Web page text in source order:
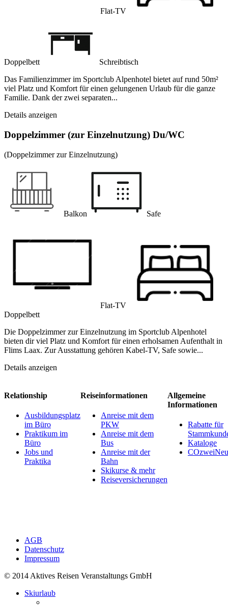
Flat-TV
Doppelbett
Schreibtisch
Das Familienzimmer im Sportclub Alpenhotel bietet auf rund 50m²
viel Platz und Komfort für einen gelungenen Urlaub für die ganze
Familie. Dank der zwei separaten...
Details anzeigen
Doppelzimmer (zur Einzelnutzung) Du/WC
(Doppelzimmer zur Einzelnutzung)
Balkon Safe
Flat-TV
Doppelbett
Die Doppelzimmer zur Einzelnutzung im Sportclub Alpenhotel
bieten dir viel Platz und Komfort für einen erholsamen Aufenthalt in
Flims Laax. Zur Ausstattung gehören Kabel-TV, Safe sowie...
Details anzeigen
Relationship
Ausbildungsplatz
im Büro
Praktikum im
Büro
Jobs und
Praktika
Reiseinformationen
Anreise mit dem
PKW
Anreise mit dem
Bus
Anreise mit der
Bahn
Skikurse & mehr
Reiseversicherungen
Allgemeine
Informationen
Rabatte für
Kataloge
AGB
Datenschutz
Impressum
© 2014 Aktives Reisen Veranstaltungs GmbH
Skiurlaub